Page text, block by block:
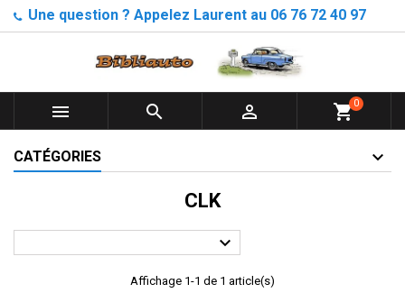
Une question ? Appelez Laurent au 06 76 72 40 97
   shopping_cart0
CATÉGORIES
CLK

Affichage 1-1 de 1 article(s)